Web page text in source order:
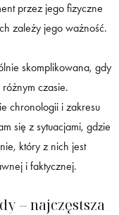
przez jego fizyczne
zależy jego ważność.
skomplikowana, gdy
czasie.
chronologii i zakresu
się z sytuacjami, gdzie
który z nich jest
i faktycznej.
– najczęstsza